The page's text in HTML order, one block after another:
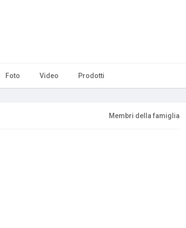
Foto Video Prodotti
Membri della famiglia